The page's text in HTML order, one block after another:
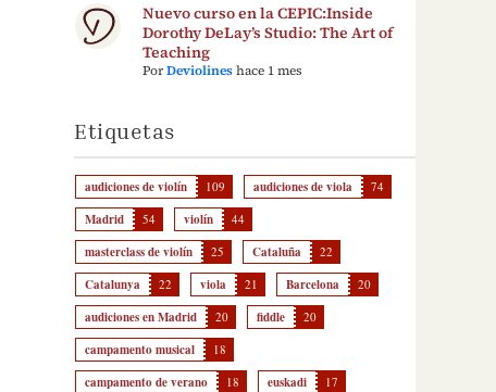
Nuevo curso en la CEPIC:Inside
Dorothy DeLay’s Studio: The Art of
Teaching
PorDeviolines hace 1 mes
Etiquetas
audiciones de violín 109 audiciones de viola 74
Madrid 54 violín 44
masterclass de violín 25 Cataluña 22
Catalunya 22 viola 21 Barcelona 20
audiciones en Madrid 20 fiddle 20
campamento musical 18
campamento de verano 18 euskadi 17